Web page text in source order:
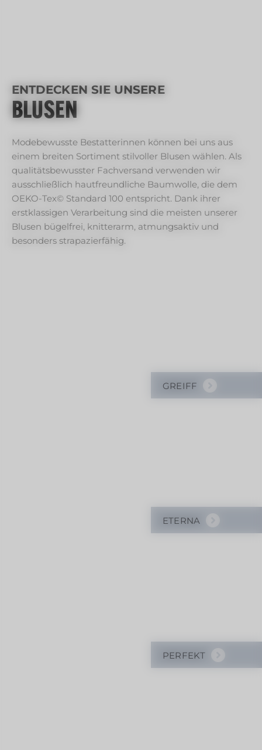
ENTDECKEN SIE UNSERE
BLUSEN
Modebewusste Bestatterinnen können bei uns aus
einem breiten Sortiment stilvoller Blusen wählen. Als
qualitätsbewusster Fachversand verwenden wir
ausschließlich hautfreundliche Baumwolle, die dem
OEKO-Tex© Standard 100 entspricht. Dank ihrer
erstklassigen Verarbeitung sind die meisten unserer
Blusen bügelfrei, knitterarm, atmungsaktiv und
besonders strapazierfähig.
GREIFF
ETERNA
PERFEKT